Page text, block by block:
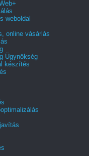
weboldal
online vásárlás
Ügynökség
készítés